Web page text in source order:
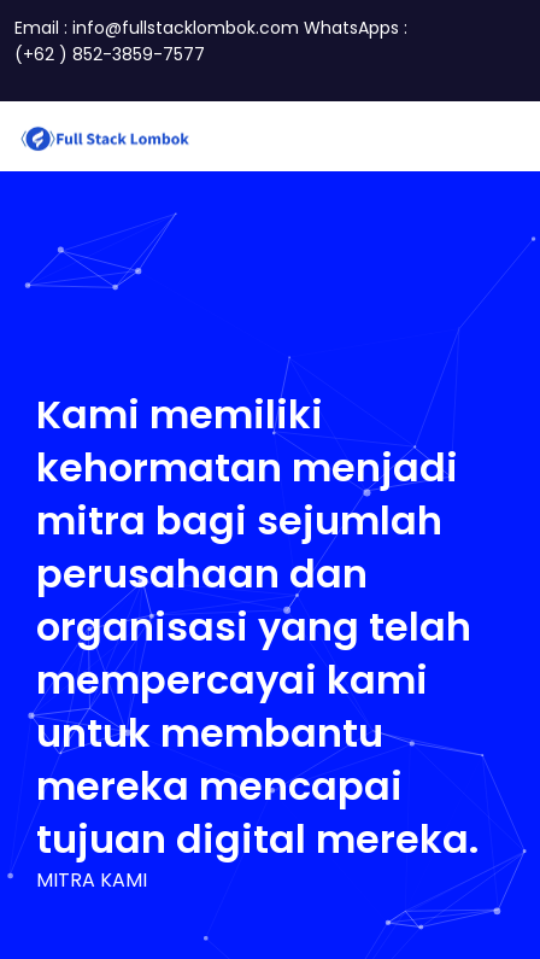
Email : info@fullstacklombok.com WhatsApps :
(+62 ) 852-3859-7577
Kami memiliki
kehormatan menjadi
mitra bagi sejumlah
perusahaan dan
organisasi yang telah
mempercayai kami
untuk membantu
mereka mencapai
tujuan digital mereka.
MITRA KAMI